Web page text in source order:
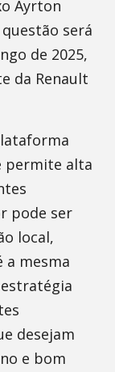
Ayrton
será
de 2025,
da Renault
permite alta
pode ser
local,
a mesma
desejam
e bom